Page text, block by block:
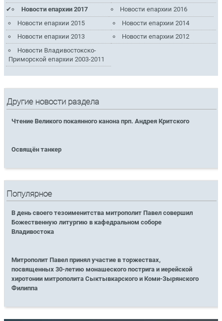
Новости епархии 2017
Новости епархии 2016
Новости епархии 2015
Новости епархии 2014
Новости епархии 2013
Новости епархии 2012
Новости Владивостокско-
Приморской епархии 2003-2011
Другие новости раздела
Чтение Великого покаянного канона прп. Андрея Критского
Освящён танкер
Популярное
В день своего тезоименитства митрополит Павел совершил
Божественную литургию в кафедральном соборе
Владивостока
Митрополит Павел принял участие в торжествах,
посвященных 30-летию монашеского пострига и иерейской
хиротонии митрополита Сыктывкарского и Коми-Зырянского
Филиппа